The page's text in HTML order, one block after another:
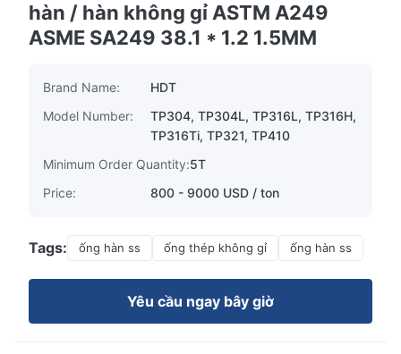
hàn / hàn không gỉ ASTM A249
ASME SA249 38.1 * 1.2 1.5MM
Brand Name:
HDT
Model Number:
TP304, TP304L, TP316L, TP316H,
TP316Ti, TP321, TP410
Minimum Order Quantity:5T
Price:
800 - 9000 USD / ton
Tags: ống hàn ss ống thép không gỉ ống hàn ss
Yêu cầu ngay bây giờ